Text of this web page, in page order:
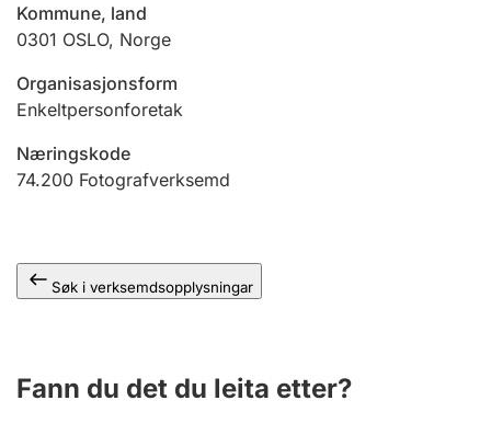
Ektepaktrettleiaren
Andre tema
Kommune, land
0301 OSLO, Norge
Organisasjonsform
Enkeltpersonforetak
Næringskode
74.200 Fotografverksemd
Søk i verksemdsopplysningar
Fann du det du leita etter?